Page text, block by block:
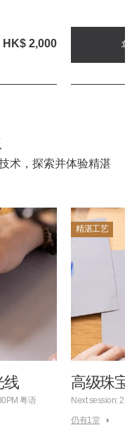
HK$ 2,000 立即
术，探索并体验精湛
线
粤语
精湛工艺
高级珠宝
Next session:
仍有1堂